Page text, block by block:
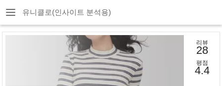
유니클로(인사이트 분석용)
리뷰
28
평점
4.4